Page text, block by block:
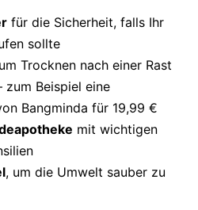
für die Sicherheit, falls Ihr
sollte
Trocknen nach einer Rast
zum Beispiel eine
Bangminda für 19,99 €
mit wichtigen
, um die Umwelt sauber zu